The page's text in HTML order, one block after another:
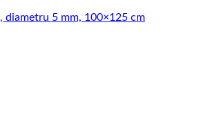
diametru 5 mm, 100×125 cm